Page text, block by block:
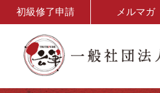
初級修了申請 メルマガ